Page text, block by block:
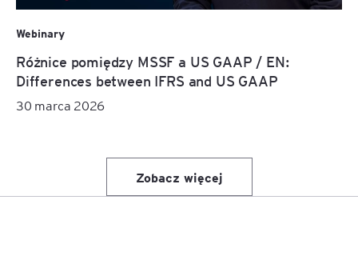
Webinary
Różnice pomiędzy MSSF a US GAAP / EN:
Differences between IFRS and US GAAP
30 marca 2026
Zobacz więcej